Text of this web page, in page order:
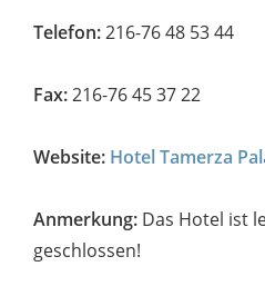
Telefon:216-76 48 53 44
Fax:216-76 45 37 22
Website: Hotel Tamerza
Anmerkung: Das Hotel ist
geschlossen!